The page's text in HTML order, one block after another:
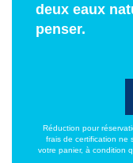
deux eaux
penser.
Réduction pour
frais de certification ne
votre panier, à condition